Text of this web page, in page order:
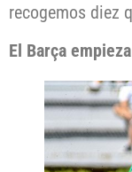
recogemos diez
El Barça